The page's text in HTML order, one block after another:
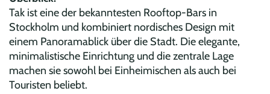
Tak ist eine der bekanntesten Rooftop-Bars in
Stockholm und kombiniert nordisches Design mit
einem Panoramablick über die Stadt. Die elegante,
minimalistische Einrichtung und die zentrale Lage
machen sie sowohl bei Einheimischen als auch bei
Touristen beliebt.